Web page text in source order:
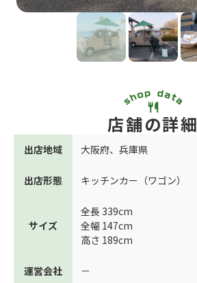
店舗の詳細
出店地域 大阪府、 兵庫県
出店形態 キッチンカー（ワゴン）
サイズ
全長 339cm
全幅 147cm
高さ 189cm
運営会社 －